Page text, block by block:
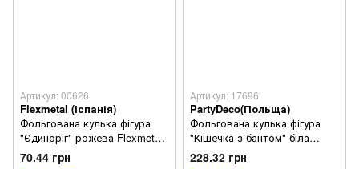
Артикул: 00626
Flexmetal (Іспанія)
Фольгована кулька фігура
"Єдиноріг" рожева Flexmetal
105х101 см. (1шт.)
70.44 грн
Артикул: 17696
PartyDeco(Польща)
Фольгована кулька фігура
"Кішечка з бантом" біла
PartyDeco 83х77 см.(1шт.)
228.32 грн